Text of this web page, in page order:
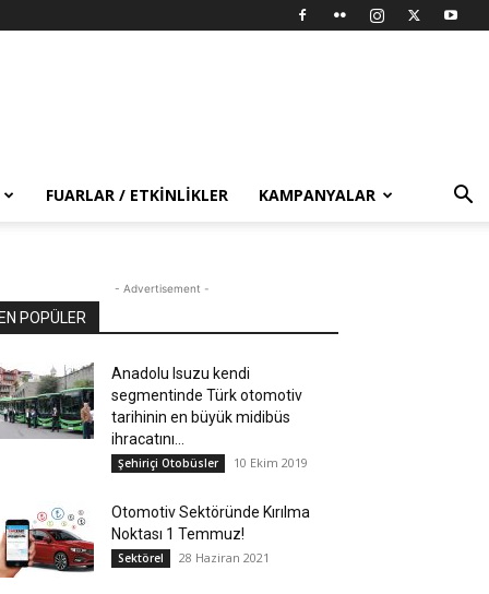
FUARLAR / ETKINLIKLER KAMPANYALAR
- Advertisement -
POPÜLER
Anadolu Isuzu kendi
segmentinde Türk otomotiv
tarihinin en büyük midibüs
ihracatını...
Şehiriçi Otobüsler 10 Ekim 2019
Otomotiv Sektöründe Kırılma
Noktası 1 Temmuz!
Sektörel 28 Haziran 2021